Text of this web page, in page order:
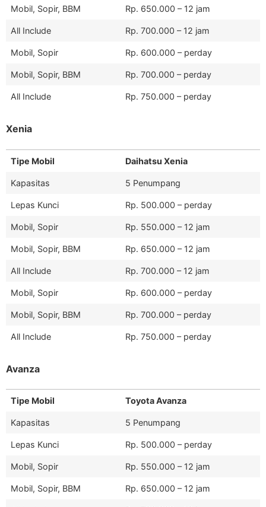
Mobil, Sopir, BBM Rp. 650.000 – 12 jam
All Include Rp. 700.000 – 12 jam
Mobil, Sopir Rp. 600.000 – perday
Mobil, Sopir, BBM Rp. 700.000 – perday
All Include Rp. 750.000 – perday
Xenia
Tipe Mobil Daihatsu Xenia
Kapasitas 5 Penumpang
Lepas Kunci Rp. 500.000 – perday
Mobil, Sopir Rp. 550.000 – 12 jam
Mobil, Sopir, BBM Rp. 650.000 – 12 jam
All Include Rp. 700.000 – 12 jam
Mobil, Sopir Rp. 600.000 – perday
Mobil, Sopir, BBM Rp. 700.000 – perday
All Include Rp. 750.000 – perday
Avanza
Tipe Mobil Toyota Avanza
Kapasitas 5 Penumpang
Lepas Kunci Rp. 500.000 – perday
Mobil, Sopir Rp. 550.000 – 12 jam
Mobil, Sopir, BBM Rp. 650.000 – 12 jam